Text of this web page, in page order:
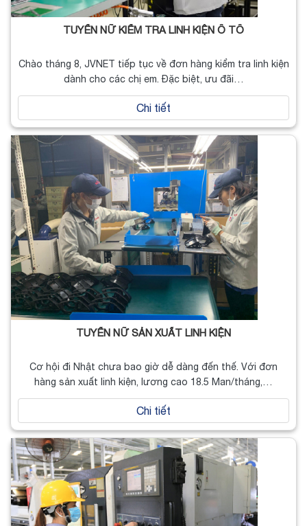
TUYỂN NỮ KIỂM TRA LINH KIỆN Ô TÔ
Chào tháng 8, JVNET tiếp tục về đơn hàng kiểm tra linh kiện
dành cho các chị em. Đặc biệt, ưu đãi…
Chi tiết
TUYỂN NỮ SẢN XUẤT LINH KIỆN
Cơ hội đi Nhật chưa bao giờ dễ dàng đến thế. Với đơn
hàng sản xuất linh kiện, lương cao 18.5 Man/tháng,…
Chi tiết